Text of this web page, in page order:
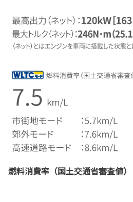
燃料消費率（国土交通省審査値）